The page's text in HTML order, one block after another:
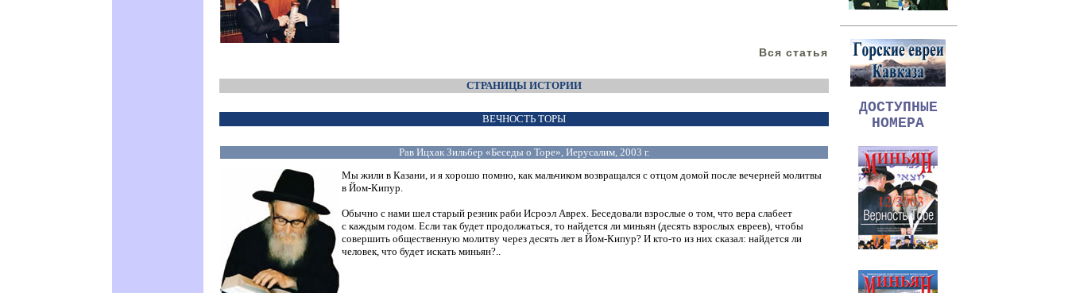
Вся статья
СТРАНИЦЫ ИСТОРИИ
ВЕЧНОСТЬ ТОРЫ
Рав Ицхак Зильбер «Беседы о Торе», Иерусалим, 2003 г.
Мы жили в Казани, и я хорошо помню, как мальчиком возвращался с отцом домой после вечерней молитвы
в Йом-Кипур.
Обычно с нами шел старый резник раби Исроэл Аврех. Беседовали взрослые о том, что вера слабеет
с каждым годом. Если так будет продолжаться, то найдется ли миньян (десять взрослых евреев), чтобы
совершить общественную молитву через десять лет в Йом-Кипур? И кто-то из них сказал: найдется ли
человек, что будет искать миньян?..
ДОСТУПНЫЕ
НОМЕРА